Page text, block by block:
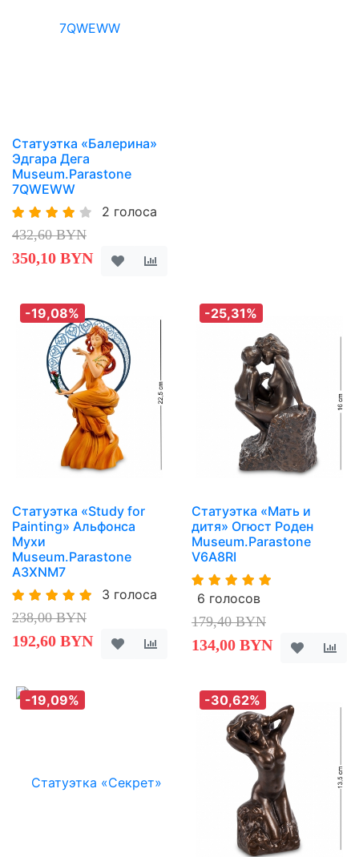
Статуэтка «Балерина»
Эдгара Дега
Museum.Parastone
7QWEWW
2 голоса
432,60 BYN
350,10 BYN
-19,08%
Статуэтка «Study for
Painting» Альфонса
Мухи
Museum.Parastone
A3XNM7
3 голоса
238,00 BYN
192,60 BYN
-25,31%
Статуэтка «Мать и
дитя» Огюст Роден
Museum.Parastone
V6A8RI
6 голосов
179,40 BYN
134,00 BYN
-19,09% -30,62%